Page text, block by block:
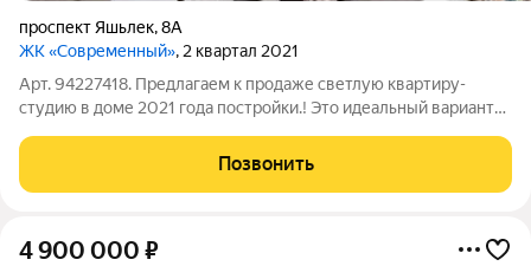
проспект Яшьлек,8А
ЖК «Современный», 2 квартал 2021
Арт. 94227418. Предлагаем к продаже светлую квартиру-
студию в доме 2021 года постройки.! Это идеальный вариант
инфраструктуру. Планировка и преимущества: Полностью
Позвонить
4 900 000 ₽